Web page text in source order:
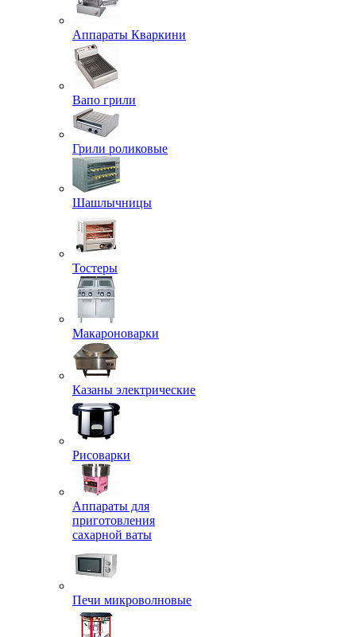
Аппараты Кваркини
Вапо грили
Грили роликовые
Шашлычницы
Тостеры
Макароноварки
Казаны электрические
Рисоварки
Аппараты для
приготовления
сахарной ваты
Печи микроволновые